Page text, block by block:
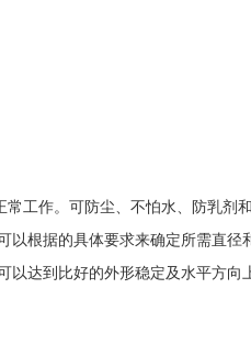
工作。可防尘、不怕水、防乳剂
根据的具体要求来确定所需直径
达到比好的外形稳定及水平方向